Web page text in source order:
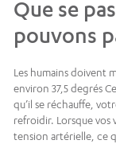
Que se
pouvons
Les humains doivent
environ 37,5 degrés
qu’il se réchauffe,
refroidir. Lorsque vos
tension artérielle, ce